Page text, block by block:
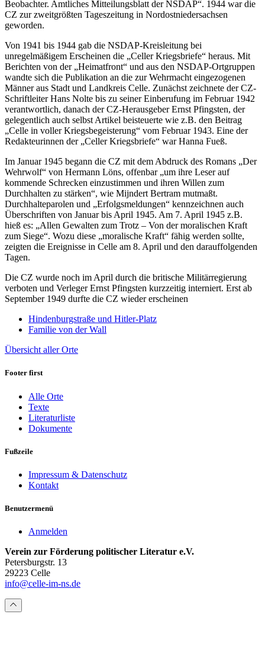
Beobachter. Amtliches Mitteilungsblatt der NSDAP“. 1944 war die
CZ zur zweitgrößten Tageszeitung in Nordostniedersachsen
geworden.
Von 1941 bis 1944 gab die NSDAP-Kreisleitung bei
unregelmäßigem Erscheinen die „Celler Kriegsbriefe“ heraus. Mit
Berichten von der „Heimatfront“ und aus den NSDAP-Ortgruppen
wandte sich die Publikation an die zur Wehrmacht eingezogenen
Männer aus Stadt und Landkreis Celle. Zunächst zeichnete der CZ-
Schriftleiter Hans Nolte bis zu seiner Einberufung im Februar 1942
verantwortlich, danach der CZ-Herausgeber Ernst Pfingsten, der
gelegentlich auch selbst Artikel beisteuerte wie z.B. den Beitrag
„Celle in voller Kriegsbegeisterung“ vom Februar 1943. Eine der
Redakteurinnen der „Celler Kriegsbriefe“ war Hanna Fueß.
Im Januar 1945 begann die CZ mit dem Abdruck des Romans „Der
Wehrwolf“ von Hermann Löns, offenbar „um ihre Leser auf
kommende Schrecken einzustimmen und ihren Willen zum
Durchhalten zu stärken“, wie Mijndert Bertram mutmaßt.
Durchhalteparolen und „Erfolgsmeldungen“ kennzeichnen auch
Überschriften von Januar bis April 1945. Am 7. April 1945 z.B.
hieß es: „Allen Gewalten zum Trotz – Von der moralischen Kraft
zum Siege“. Wozu diese „moralische Kraft“ fähig werden sollte,
zeigten die Ereignisse in Celle am 8. April und den darauffolgenden
Tagen.
Die CZ wurde noch im April durch die britische Militärregierung
verboten und Verleger Ernst Pfingsten kurzzeitig interniert. Erst ab
September 1949 durfte die CZ wieder erscheinen
Hindenburgstraße und Hitler-Platz
Familie von der Wall
Übersicht aller Orte
Footer first
Alle Orte
Texte
Literaturliste
Dokumente
Fußzeile
Impressum & Datenschutz
Kontakt
Benutzermenü
Anmelden
Verein zur Förderung politischer Literatur e.V.
Petersburgstr. 13
29223 Celle
info@celle-im-ns.de